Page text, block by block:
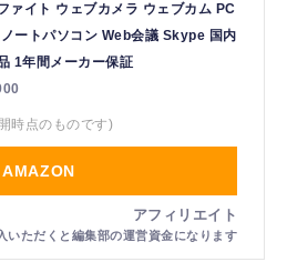
ァイト ウェブカメラ ウェブカム PC
ートパソコン Web会議 Skype 国内
1年間メーカー保証
時点のものです)
AMAZON